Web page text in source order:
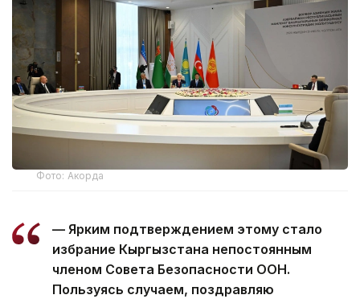
Фото: Акорда
— Ярким подтверждением этому стало
избрание Кыргызстана непостоянным
членом Совета Безопасности ООН.
Пользуясь случаем, поздравляю